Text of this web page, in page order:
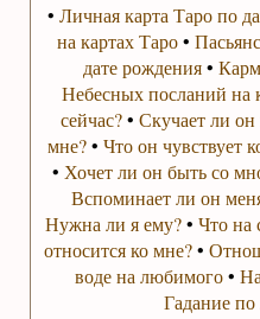
• Личная карта Таро по
на картах Таро•
дате рождения•
Небесных посланий на
сейчас?•Скучает ли
мне?• Что он чувствует
• Хочет ли он быть со
Вспоминает ли он
Нужна ли я ему?• Что на
относится ко мне?•
воде на любимого•
Гадание по